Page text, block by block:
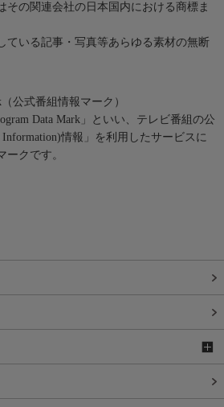
その関連会社の日本国内における商標ま
ている記事・写真等あらゆる素材の無断
公式番組情報マーク）
Data Mark」といい、テレビ番組の公
情報」を利用したサービスに
ークです。